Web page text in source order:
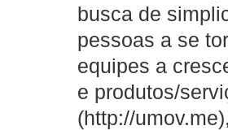
busca de
pessoas a se
equipes a
e produtos/
(http://